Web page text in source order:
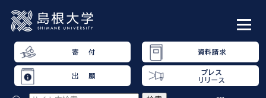
寄 付 資料請求
出 願
プレス
リリース